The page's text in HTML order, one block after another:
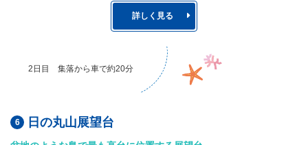
詳しく見る
2日目 集落から車で約20分
日の丸山展望台